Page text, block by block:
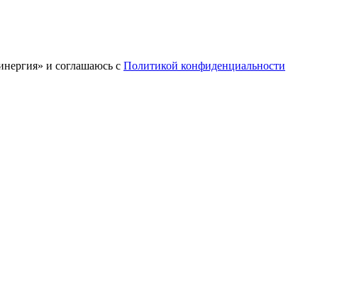
и соглашаюсь c Политикой конфиденциальности